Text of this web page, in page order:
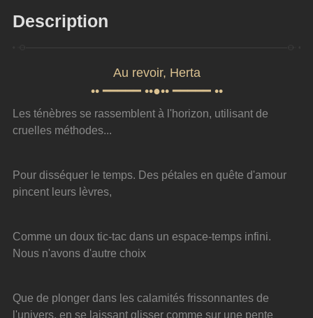
Description
Au revoir, Herta
•• ━━━━━ ••●•• ━━━━━ ••
Les ténèbres se rassemblent à l'horizon, utilisant de
cruelles méthodes...
Pour disséquer le temps. Des pétales en quête d'amour
pincent leurs lèvres,
Comme un doux tic-tac dans un espace-temps infini.
Nous n'avons d'autre choix
Que de plonger dans les calamités frissonnantes de
l'univers, en se laissant glisser comme sur une pente